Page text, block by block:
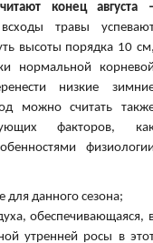
конец августа
травы
высоты порядка 10
нормальной
низкие
можно считать
факторов,
данного сезона;
обеспечивающаяся,
утренней росы в